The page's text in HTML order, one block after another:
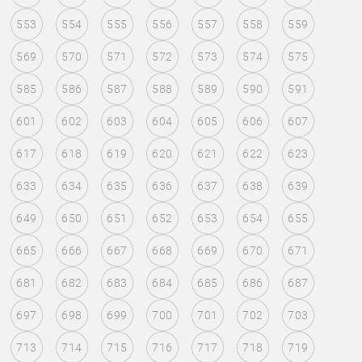
553 554 555 556 557 558 559
569 570 571 572 573 574 575
585 586 587 588 589 590 591
601 602 603 604 605 606 607
617 618 619 620 621 622 623
633 634 635 636 637 638 639
649 650 651 652 653 654 655
665 666 667 668 669 670 671
681 682 683 684 685 686 687
697 698 699 700 701 702 703
713 714 715 716 717 718 719